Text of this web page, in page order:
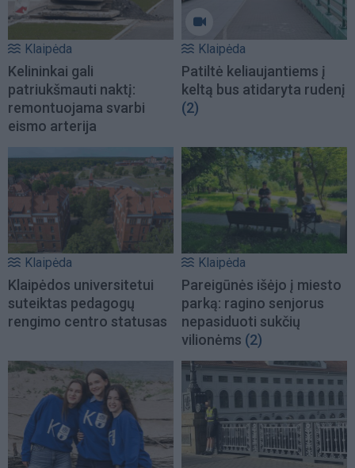
Klaipėda
Kelininkai gali
patriukšmauti naktį:
remontuojama svarbi
eismo arterija
Klaipėda
Patiltė keliaujantiems į
keltą bus atidaryta rudenį
(2)
Klaipėda
Klaipėdos universitetui
suteiktas pedagogų
rengimo centro statusas
Klaipėda
Pareigūnės išėjo į miesto
parką: ragino senjorus
nepasiduoti sukčių
vilionėms (2)